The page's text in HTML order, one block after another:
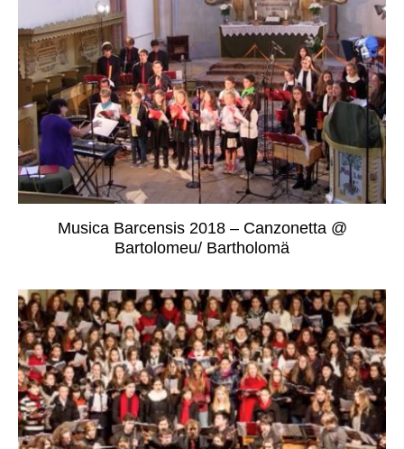
Musica Barcensis 2018 – Canzonetta @
Bartolomeu/ Bartholomä